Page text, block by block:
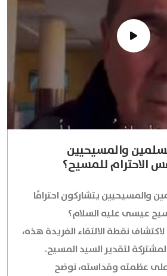
والمسيحيين
الاحترام للمسيح؟
والمسيحيين يتشاركون احترامًا
عيسى عليه السلام؟
نقطة الالتقاء الفريدة هذه،
لتقدير السيد المسيح.
على عظمته وقداسته، نوضح